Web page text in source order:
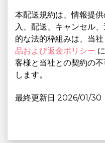
本配送規約は、情報提
入、配送、キャンセル
的な法的枠組みは、当社
品および返金ポリシー
客様と当社との契約の
します。
最終更新日 2026/01/30